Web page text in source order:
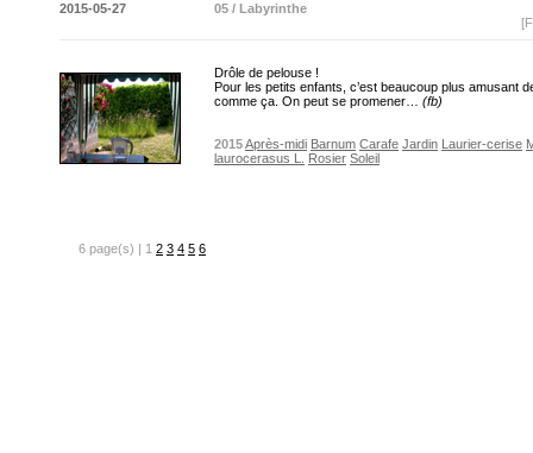
2015-05-27
05 / Labyrinthe
Drôle de pelouse !
Pour les petits enfants, c’est beaucoup plus amusant
comme ça. On peut se promener… (fb)
2015Après-midi Barnum Carafe Jardin Laurier-cerise
laurocerasus L.
Rosier Soleil
6 page(s) | 1 2 3 4 5 6